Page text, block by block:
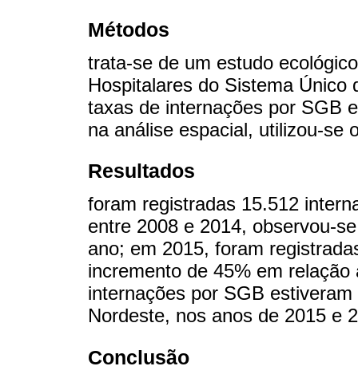
Métodos
trata-se de um estudo
Hospitalares do Sistema
taxas de internações por SGB
na análise espacial, utilizou-se
Resultados
foram registradas 15.512
entre 2008 e 2014, observou-
ano; em 2015, foram
incremento de 45% em
internações por SGB
Nordeste, nos anos de 2015 e
Conclusão